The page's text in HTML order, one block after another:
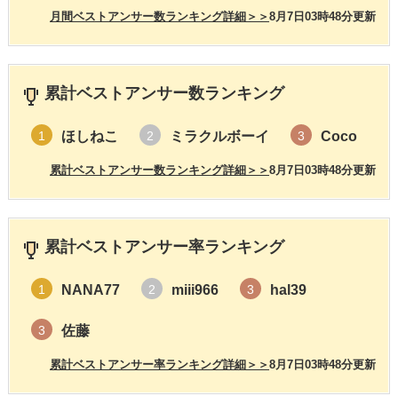
8月7日03時48分更新
月間ベストアンサー数ランキング詳細＞＞
累計ベストアンサー数ランキング
1 ほしねこ 2 ミラクルボーイ 3 Coco
8月7日03時48分更新
累計ベストアンサー数ランキング詳細＞＞
累計ベストアンサー率ランキング
1 NANA77 2 miii966 3 hal39
3 佐藤
8月7日03時48分更新
累計ベストアンサー率ランキング詳細＞＞